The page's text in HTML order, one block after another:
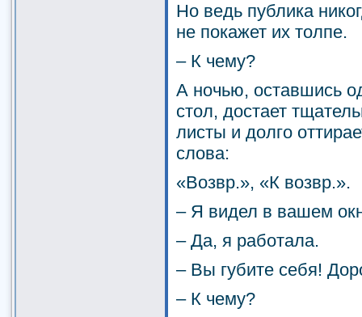
Но ведь публика
не покажет их толпе.
– К чему?
А ночью, оставшись
стол, достает
листы и долго
слова:
«Возвр.», «К возвр.».
– Я видел в вашем
– Да, я работала.
– Вы губите себя!
– К чему?